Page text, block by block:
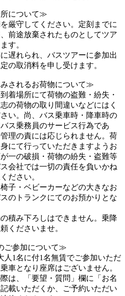
について≫
厳守してください。定刻までに
前途放棄されたものとしてツア
す。
遅れられ、バスツアーに参加出
の取消料を申し受けます。
されるお荷物について≫
着場所にて荷物の盗難・紛失・
の荷物の取り間違いなどにはく
い。尚、バス乗車時・降車時の
ス乗務員のサービス行為であ
理の責には応じられません。荷
にて行っていただきますようお
一の破損・荷物の紛失・盗難等
会社では一切の責任を負いかね
ださい。
子・ベビーカーなどの大きなお
のトランクにてのお預かりとな
積み下ろしはできません。乗降
くださいませ。
ご参加について≫
人1名に付1名無賃でご参加いただ
車となり座席はございません。
は、「要望・質問」欄に「お名
載いただくか、ご予約いただい